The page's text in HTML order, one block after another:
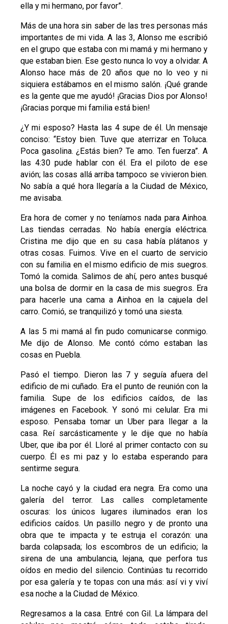
ella y mi hermano, por favor”.
Más de una hora sin saber de las tres personas más
importantes de mi vida. A las 3, Alonso me escribió
en el grupo que estaba con mi mamá y mi hermano y
que estaban bien. Ese gesto nunca lo voy a olvidar. A
Alonso hace más de 20 años que no lo veo y ni
siquiera estábamos en el mismo salón. ¡Qué grande
es la gente que me ayudó! ¡Gracias Dios por Alonso!
¡Gracias porque mi familia está bien!
¿Y mi esposo? Hasta las 4 supe de él. Un mensaje
conciso: “Estoy bien. Tuve que aterrizar en Toluca.
Poca gasolina. ¿Estás bien? Te amo. Ten fuerza”. A
las 4:30 pude hablar con él. Era el piloto de ese
avión; las cosas allá arriba tampoco se vivieron bien.
No sabía a qué hora llegaría a la Ciudad de México,
me avisaba.
Era hora de comer y no teníamos nada para Ainhoa.
Las tiendas cerradas. No había energía eléctrica.
Cristina me dijo que en su casa había plátanos y
otras cosas. Fuimos. Vive en el cuarto de servicio
con su familia en el mismo edificio de mis suegros.
Tomó la comida. Salimos de ahí, pero antes busqué
una bolsa de dormir en la casa de mis suegros. Era
para hacerle una cama a Ainhoa en la cajuela del
carro. Comió, se tranquilizó y tomó una siesta.
A las 5 mi mamá al fin pudo comunicarse conmigo.
Me dijo de Alonso. Me contó cómo estaban las
cosas en Puebla.
Pasó el tiempo. Dieron las 7 y seguía afuera del
edificio de mi cuñado. Era el punto de reunión con la
familia. Supe de los edificios caídos, de las
imágenes en Facebook. Y sonó mi celular. Era mi
esposo. Pensaba tomar un Uber para llegar a la
casa. Reí sarcásticamente y le dije que no había
Uber, que iba por él. Lloré al primer contacto con su
cuerpo. Él es mi paz y lo estaba esperando para
sentirme segura.
La noche cayó y la ciudad era negra. Era como una
galería del terror. Las calles completamente
oscuras: los únicos lugares iluminados eran los
edificios caídos. Un pasillo negro y de pronto una
obra que te impacta y te estruja el corazón: una
barda colapsada; los escombros de un edificio; la
sirena de una ambulancia, lejana, que perfora tus
oídos en medio del silencio. Continúas tu recorrido
por esa galería y te topas con una más: así vi y viví
esa noche a la Ciudad de México.
Regresamos a la casa. Entré con Gil. La lámpara del